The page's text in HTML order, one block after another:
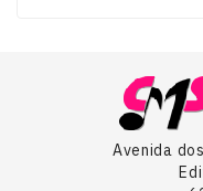
Avenida